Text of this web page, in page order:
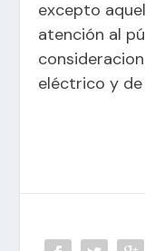
excepto
atención al
eléctrico y